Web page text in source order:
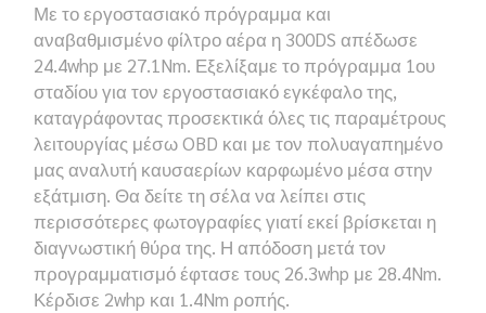
Με το εργοστασιακό πρόγραμμα και
αναβαθμισμένο φίλτρο αέρα η 300DSαπέδωσε
24.4whp με 27.1Nm. Εξελίξαμε το πρόγραμμα 1ου
σταδίου για τον εργοστασιακό εγκέφαλο της,
καταγράφοντας προσεκτικά όλες τις παραμέτρους
λειτουργίας μέσωOBD και με τον πολυαγαπημένο
μας αναλυτή καυσαερίων καρφωμένο μέσα στην
εξάτμιση. Θα δείτε τη σέλα να λείπει στις
περισσότερες φωτογραφίες γιατί εκεί βρίσκεται η
διαγνωστική θύρα της. Η απόδοση μετά τον
προγραμματισμό έφτασε τους 26.3whp με 28.4Nm.
Κέρδισε 2whp και 1.4Nm ροπής.